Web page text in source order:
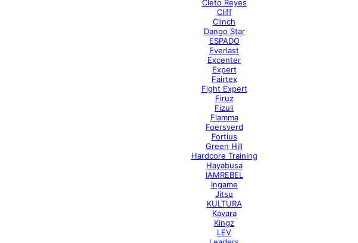
Cleto Reyes
Cliff
Clinch
Dango Star
ESPADO
Everlast
Excenter
Expert
Fairtex
Fight Expert
Firuz
Fizuli
Flamma
Foersverd
Fortius
Green Hill
Hardcore Training
Hayabusa
IAMREBEL
Ingame
Jitsu
KULTURA
Kavara
Kingz
LEV